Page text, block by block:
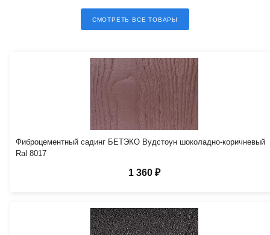
СМОТРЕТЬ ВСЕ ТОВАРЫ
Фиброцементный садинг БЕТЭКО Вудстоун шоколадно-коричневый
Ral 8017
1 360 ₽